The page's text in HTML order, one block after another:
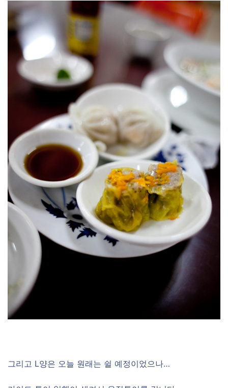
그리고 L양은 오늘 원래는 쉴 예정이었으나…